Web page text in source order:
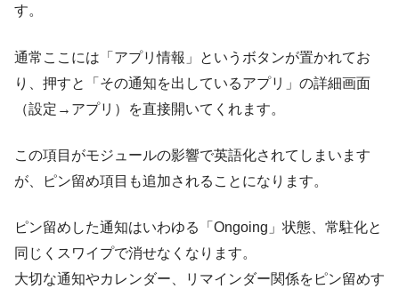
す。
通常ここには「アプリ情報」というボタンが置かれてお
り、押すと「その通知を出しているアプリ」の詳細画面
（設定→アプリ）を直接開いてくれます。
この項目がモジュールの影響で英語化されてしまいます
が、ピン留め項目も追加されることになります。
ピン留めした通知はいわゆる「Ongoing」状態、常駐化と
同じくスワイプで消せなくなります。
大切な通知やカレンダー、リマインダー関係をピン留めす